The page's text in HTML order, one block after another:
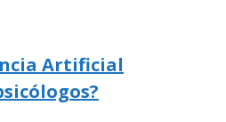
Artificial